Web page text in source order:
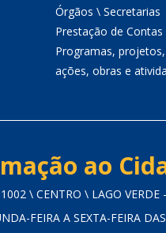
Órgãos \ Secretarias
Prestação de Contas
Programas, projetos,
ações, obras e
ao
\ CENTRO \ LAGO VERDE
FEIRA A SEXTA-FEIRA